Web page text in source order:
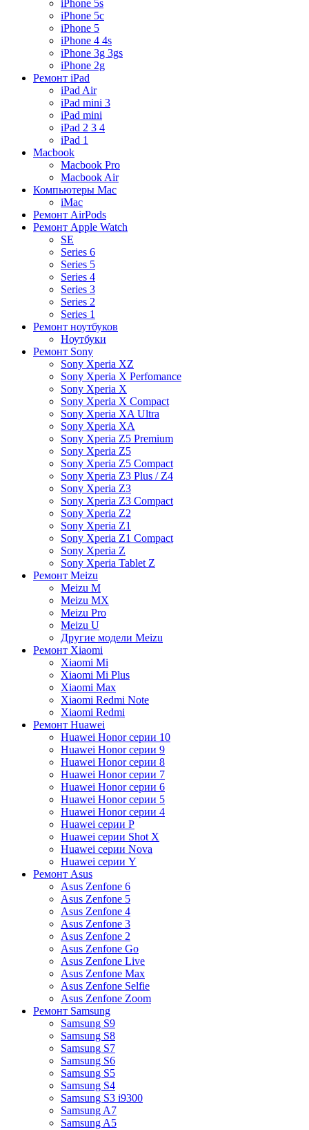
iPhone 5s
iPhone 5c
iPhone 5
iPhone 4 4s
iPhone 3g 3gs
iPhone 2g
Ремонт iPad
iPad Air
iPad mini 3
iPad mini
iPad 2 3 4
iPad 1
Macbook
Macbook Pro
Macbook Air
Компьютеры Mac
iMac
Ремонт AirPods
Ремонт Apple Watch
SE
Series 6
Series 5
Series 4
Series 3
Series 2
Series 1
Ремонт ноутбуков
Ноутбуки
Ремонт Sony
Sony Xperia XZ
Sony Xperia X Perfomance
Sony Xperia X
Sony Xperia X Compact
Sony Xperia XA Ultra
Sony Xperia XA
Sony Xperia Z5 Premium
Sony Xperia Z5
Sony Xperia Z5 Compact
Sony Xperia Z3 Plus / Z4
Sony Xperia Z3
Sony Xperia Z3 Compact
Sony Xperia Z2
Sony Xperia Z1
Sony Xperia Z1 Compact
Sony Xperia Z
Sony Xperia Tablet Z
Ремонт Meizu
Meizu M
Meizu MX
Meizu Pro
Meizu U
Другие модели Meizu
Ремонт Xiaomi
Xiaomi Mi
Xiaomi Mi Plus
Xiaomi Max
Xiaomi Redmi Note
Xiaomi Redmi
Ремонт Huawei
Huawei Honor серии 10
Huawei Honor серии 9
Huawei Honor серии 8
Huawei Honor серии 7
Huawei Honor серии 6
Huawei Honor серии 5
Huawei Honor серии 4
Huawei серии P
Huawei серии Shot X
Huawei серии Nova
Huawei серии Y
Ремонт Asus
Asus Zenfone 6
Asus Zenfone 5
Asus Zenfone 4
Asus Zenfone 3
Asus Zenfone 2
Asus Zenfone Go
Asus Zenfone Live
Asus Zenfone Max
Asus Zenfone Selfie
Asus Zenfone Zoom
Ремонт Samsung
Samsung S9
Samsung S8
Samsung S7
Samsung S6
Samsung S5
Samsung S4
Samsung S3 i9300
Samsung A7
Samsung A5